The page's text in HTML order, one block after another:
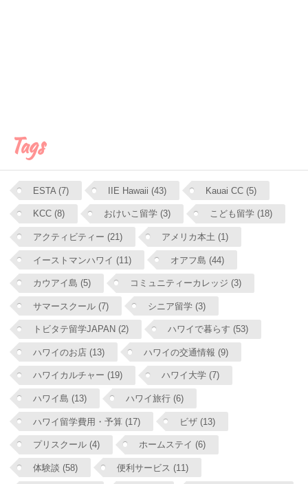
Tags
ESTA (7) IIE Hawaii (43) Kauai CC (5)
KCC (8) おけいこ留学 (3) こども留学 (18)
アクティビティー (21) アメリカ本土 (1)
イーストマンハワイ (11) オアフ島 (44)
カウアイ島 (5) コミュニティーカレッジ (3)
サマースクール (7) シニア留学 (3)
トビタテ留学JAPAN (2) ハワイで暮らす (53)
ハワイのお店 (13) ハワイの交通情報 (9)
ハワイカルチャー (19) ハワイ大学 (7)
ハワイ島 (13) ハワイ旅行 (6)
ハワイ留学費用・予算 (17) ビザ (13)
プリスクール (4) ホームステイ (6)
体験談 (58) 便利サービス (11)